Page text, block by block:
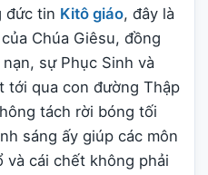
đức tin Kitô giáo, đây là
Chúa Giêsu, đồng
sự Phục Sinh và
tới qua con đường Thập
tách rời bóng tối
sáng ấy giúp các môn
và cái chết không phải